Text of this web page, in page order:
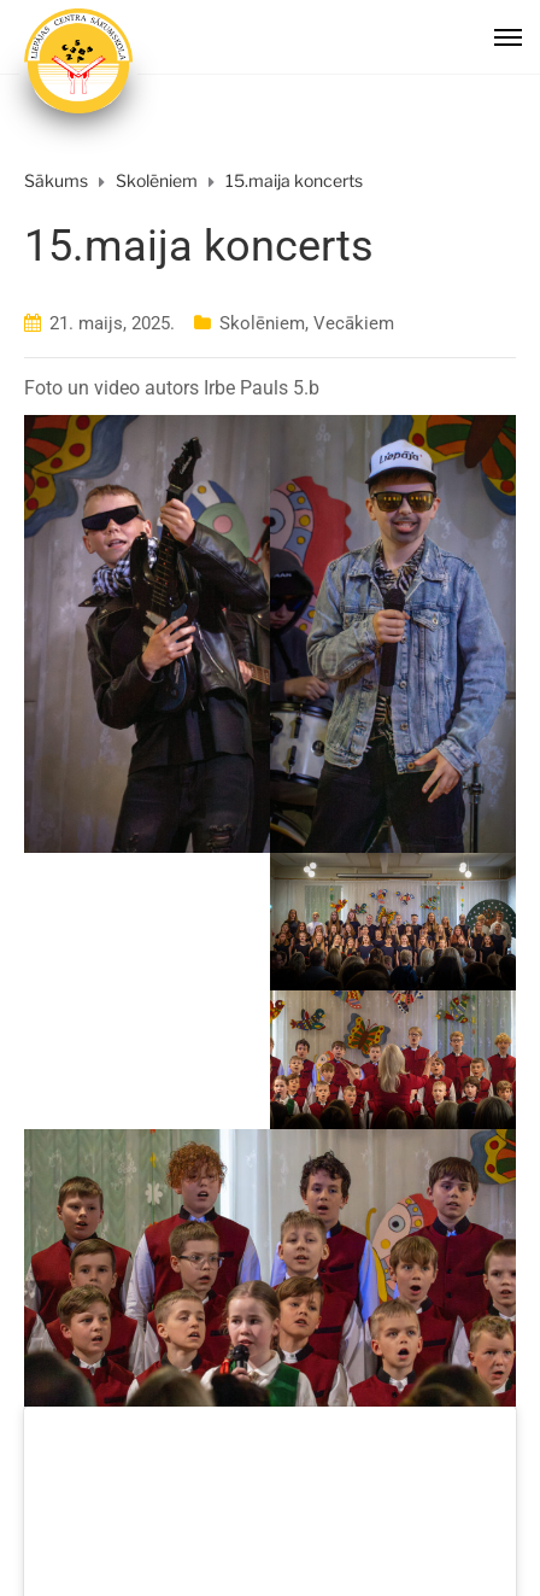
Sākums Skolēniem 15.maija koncerts
15.maija koncerts
21. maijs, 2025. Skolēniem, Vecākiem
Foto un video autors Irbe Pauls 5.b